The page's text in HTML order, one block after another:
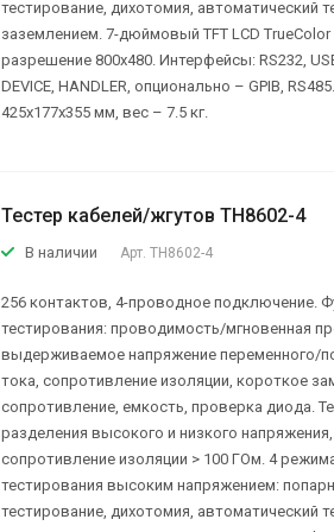
тестирование, дихотомия, автоматический
заземлением. 7-дюймовый TFT LCD TrueColor
разрешение 800х480. Интерфейсы: RS232,
DEVICE, HANDLER, опционально – GPIB,
425x177x355 мм, вес – 7.5 кг.
Тестер кабелей/жгутов TH8602-4
В наличии Арт. TH8602-4
256 контактов, 4-проводное подключение.
тестирования: проводимость/мгновенная
выдерживаемое напряжение переменного/
тока, сопротивление изоляции, короткое
сопротивление, емкость, проверка диода.
разделения высокого и низкого напряжения,
сопротивление изоляции > 100 ГОм. 4
тестирования высоким напряжением:
тестирование, дихотомия, автоматический